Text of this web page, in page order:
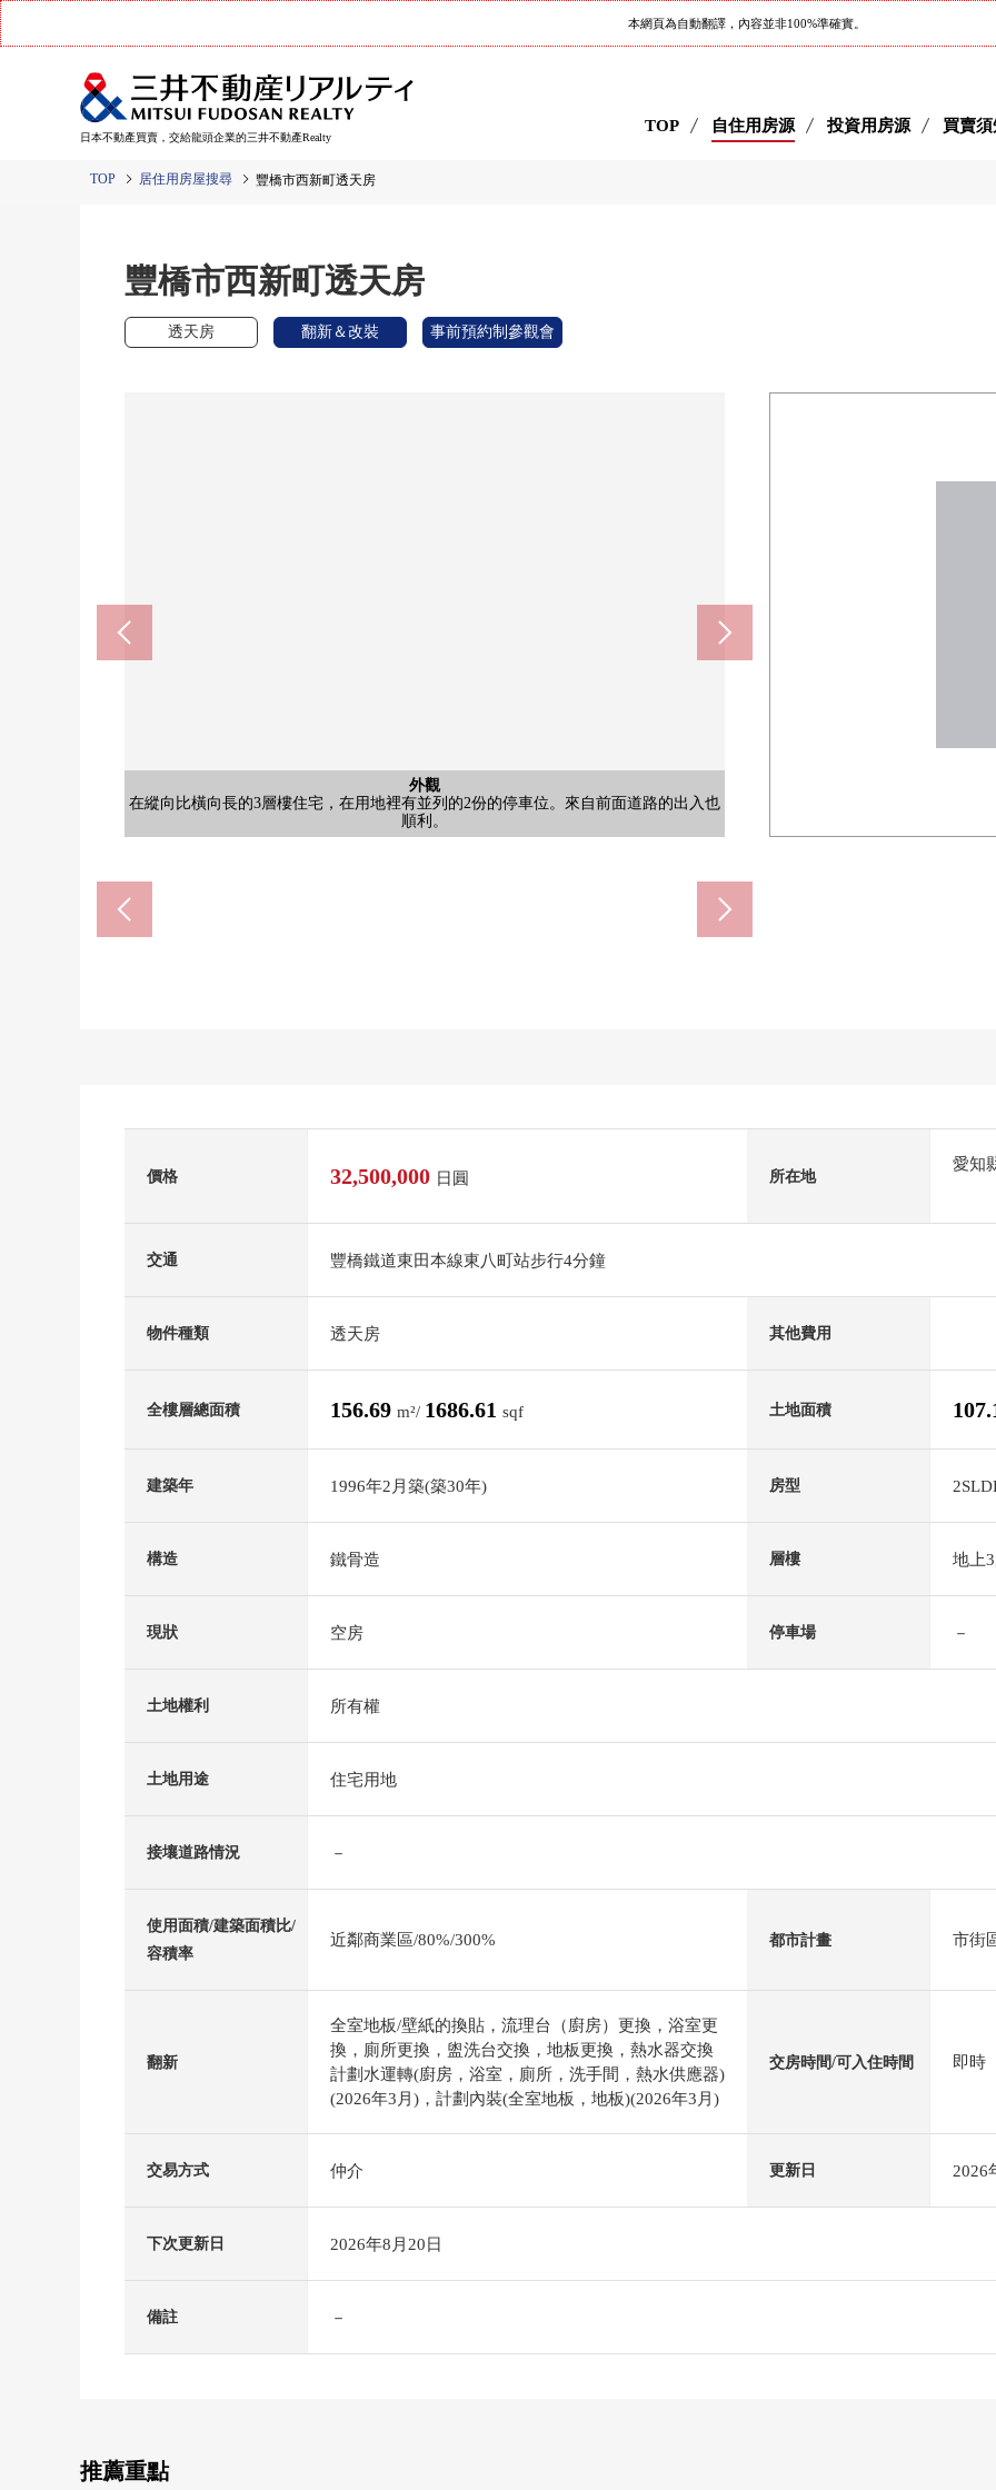
本網頁為自動翻譯，內容並非100%準確實。
日本不動產買賣，交給龍頭企業的三井不動產Realty
TOP 自住用房源 投資用房源 買賣須
TOP 居住用房屋搜尋 豐橋市西新町透天房
豐橋市西新町透天房
透天房 翻新＆改裝 事前預約制參觀會
外觀
在縱向比橫向長的3層樓住宅，在用地裡有並列的2份的停車位。來自前面道路的出入也
順利。
客廳
朝南的客廳·餐廳。大的窗和木紋風格的地板明亮地上演開放性的空間。
廚房
自然光在從窗的廚房。偏大的工作空間和收納充實。
公共汽車
灰色的重音牆印象深刻的浴室。具有寬鬆的浴缸和鏡子。
客廳
朝南的客廳·餐廳。大的窗和木紋風格的地板明亮地上演開放性的空間。
客廳
朝南的客廳·餐廳。大的窗和木紋風格的地板明亮地上演開放性的空間。
廚房
是內裝型的洗碗機被設置的廚房。是能高效地進行烹調以及整理的設備。
廚房
有3份瓦斯爐和烤爐的廚房。烹調空間大，并且菜高效地做好。
收納
廚房在旁邊排列大容量的收納，是自然光把從窗插進去的亮的空間。
收納
廚房在旁邊排列大容量的收納，是自然光把從窗插進去的亮的空間。
洗臉
自然光在從大的窗的洗臉室。在寬敞的空間，也能舒適地進行早晨的準備。
洗臉
自然光在從大的窗的洗臉室。在寬敞的空間，也能舒適地進行早晨的準備。
洗臉
自然光在從大的窗的洗臉室。在寬敞的空間，也能舒適地進行早晨的準備。
廁所
自然光在從縱向比橫向長的窗的廁所。有洗手的便器被設置。
室內
自然光把從窗插進去的西式房間。有偏大的壁櫥，收納也充實。
室內
自然光把從窗插進去的西式房間。有偏大的壁櫥，收納也充實。
室內
自然光把從窗插進去的西式房間。有偏大的壁櫥，收納也充實。
室內
自然光把從窗插進去的西式房間。有偏大的壁櫥，收納也充實。
室內
自然光把從窗插進去的西式房間。有偏大的壁櫥，收納也充實。
收納
是可動的擱板被在在壁面設置的存儲空間。有便於文件以及衣服，小東西的清理的面
積。
廁所
被用灰色風格的裝修收集的廁所。牆帳單遙控以及擱板被設置，是容易使用的空間。
其他
內裝車庫。用偏大的空間和窗有采光，車的進出以及工作也舒適。
其他
內裝車庫。用偏大的空間和窗有采光，車的進出以及工作也舒適。
收納
有窗的步入式鞋櫃。是許多可動的擱板容易整理鞋以及小東西的空間。
收納
有窗的步入式鞋櫃。是許多可動的擱板容易整理鞋以及小東西的空間。
其他
和扶手壁面收納被在台階設立，亮的照明正照亮空間。
其他
和扶手壁面收納被在台階設立，亮的照明正照亮空間。
含有前面道路的外觀
在縱向比橫向長的3層樓住宅，在用地裡有並列的2份的停車位。來自前面道路的出入也
順利。
8町小學(約400m)
豊城中學校(約1400m)
價格 32,500,000 日圓 所在地
愛知
交通 豐橋鐵道東田本線東八町站步行4分鐘
物件種類 透天房 其他費用
全樓層總面積 156.69 m²/ 1686.61 sqf 土地面積
建築年 1996年2月築(築30年) 房型
構造 鐵骨造 層樓 地上
現狀 空房 停車場 －
土地權利 所有權
土地用途 住宅用地
接壤道路情況 －
使用面積/建築面積比/
容積率
近鄰商業區/80%/300% 都市計畫 市街
翻新
全室地板/壁紙的換貼，流理台（廚房）更換，浴室更
換，廁所更換，盥洗台交換，地板更換，熱水器交換
計劃水運轉(廚房，浴室，廁所，洗手間，熱水供應器)
(2026年3月)，計劃內裝(全室地板，地板)(2026年3月)
交房時間/可入住時間 即時
交易方式 仲介 更新日 2026
下次更新日 2026年8月20日
備註 －
推薦重點